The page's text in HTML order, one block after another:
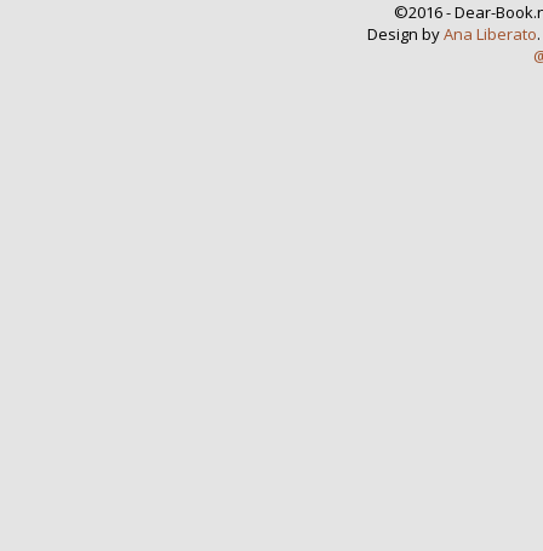
©2016 - Dear-
Design byAna Liberato